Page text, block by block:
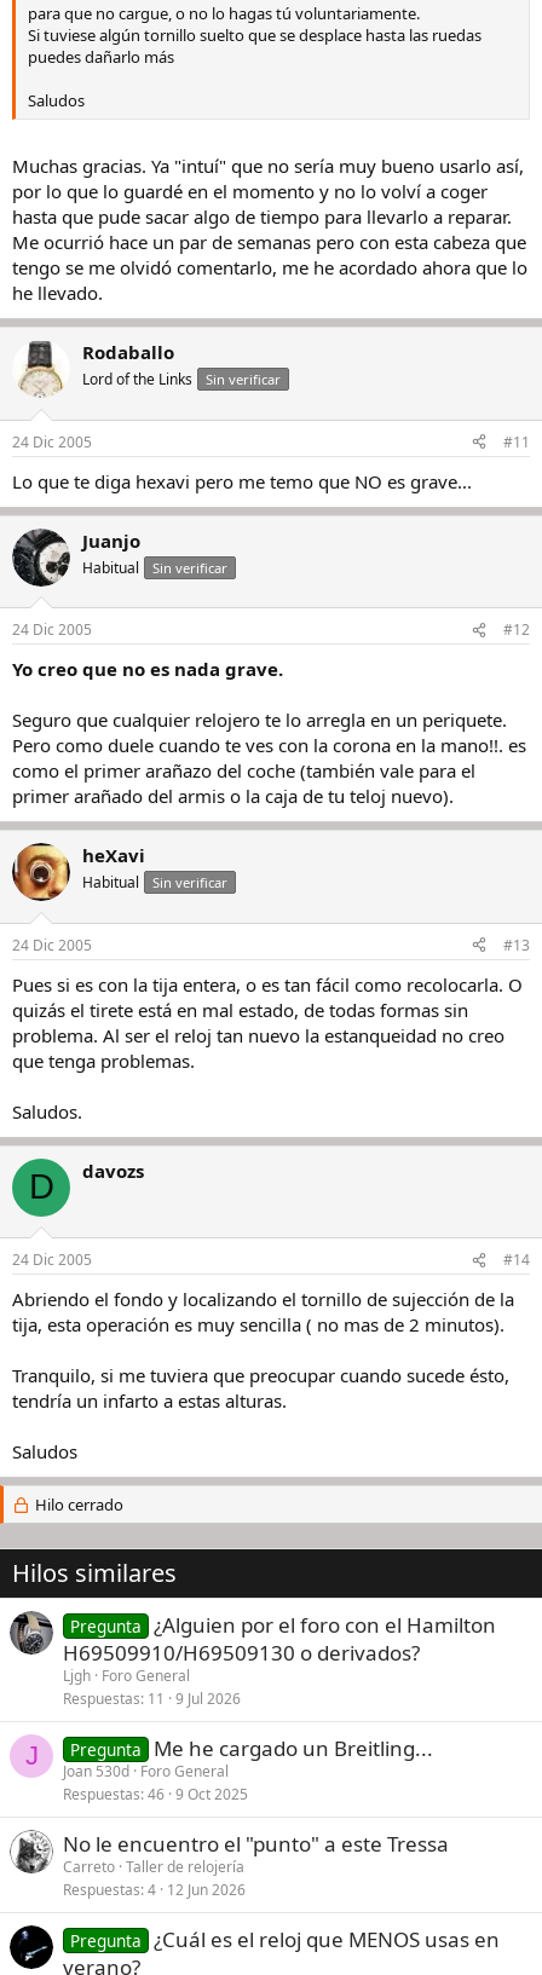
para que no cargue, o no lo hagas tú voluntariamente.
Si tuviese algún tornillo suelto que se desplace hasta las ruedas
puedes dañarlo más
Saludos
Muchas gracias. Ya "intuí" que no sería muy bueno usarlo así,
por lo que lo guardé en el momento y no lo volví a coger
hasta que pude sacar algo de tiempo para llevarlo a reparar.
Me ocurrió hace un par de semanas pero con esta cabeza que
tengo se me olvidó comentarlo, me he acordado ahora que lo
he llevado.
Rodaballo
Lord of the Links Sin verificar
24 Dic 2005 #11
Lo que te diga hexavi pero me temo que NO es grave...
Juanjo
Habitual Sin verificar
24 Dic 2005 #12
Yo creo que no es nada grave.
Seguro que cualquier relojero te lo arregla en un periquete.
Pero como duele cuando te ves con la corona en la mano!!. es
como el primer arañazo del coche (también vale para el
primer arañado del armis o la caja de tu teloj nuevo).
heXavi
Habitual Sin verificar
24 Dic 2005 #13
Pues si es con la tija entera, o es tan fácil como recolocarla. O
quizás el tirete está en mal estado, de todas formas sin
problema. Al ser el reloj tan nuevo la estanqueidad no creo
que tenga problemas.
Saludos.
D davozs
24 Dic 2005 #14
Abriendo el fondo y localizando el tornillo de sujección de la
tija, esta operación es muy sencilla ( no mas de 2 minutos).
Tranquilo, si me tuviera que preocupar cuando sucede ésto,
tendría un infarto a estas alturas.
Saludos
Hilo cerrado
Hilos similares
Pregunta ¿Alguien por el foro con el Hamilton
H69509910/H69509130 o derivados?
Ljgh Foro General
Respuestas 11 9 Jul 2026
J Pregunta Me he cargado un Breitling...
Joan 530d Foro General
Respuestas 46 9 Oct 2025
No le encuentro el "punto" a este Tressa
Carreto Taller de relojería
Respuestas 4 12 Jun 2026
Pregunta ¿Cuál es el reloj que MENOS usas en
verano?